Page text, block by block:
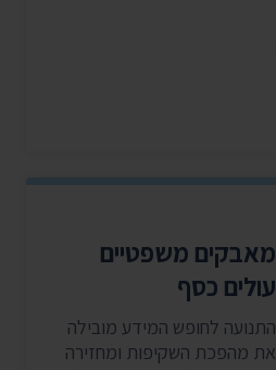
מאבקים משפטיים
עולים כסף
התנועה לחופש המידע מובילה
את מהפכת השקיפות ומחזירה